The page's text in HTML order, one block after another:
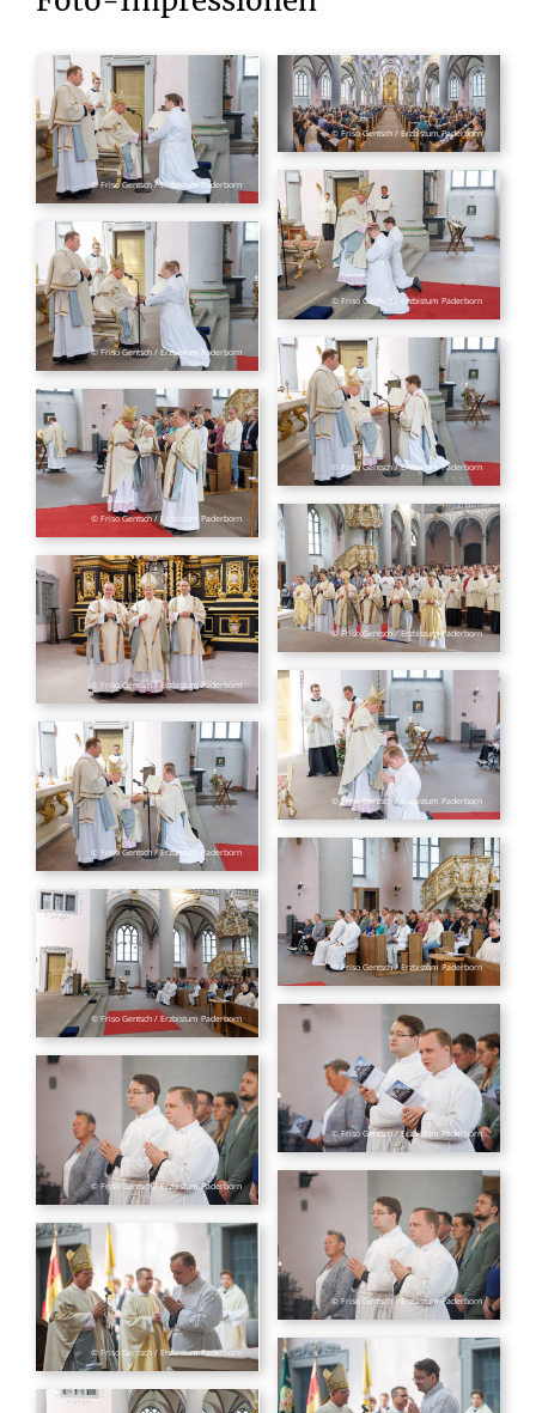
© Friso Gentsch / Erzbistum Paderborn
© Friso Gentsch / Erzbistum Paderborn
© Friso Gentsch / Erzbistum Paderborn
© Friso Gentsch / Erzbistum Paderborn
© Friso Gentsch / Erzbistum Paderborn
© Friso Gentsch / Erzbistum Paderborn
© Friso Gentsch / Erzbistum Paderborn
© Friso Gentsch / Erzbistum Paderborn
© Friso Gentsch / Erzbistum Paderborn
© Friso Gentsch / Erzbistum Paderborn
© Friso Gentsch / Erzbistum Paderborn
© Friso Gentsch / Erzbistum Paderborn
© Friso Gentsch / Erzbistum Paderborn
© Friso Gentsch / Erzbistum Paderborn
© Friso Gentsch / Erzbistum Paderborn
© Friso Gentsch / Erzbistum Paderborn